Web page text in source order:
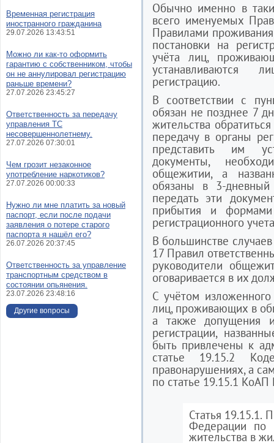
Обычно именно в
всего именуемых
Правилами
постановки на
учёта лиц,
устанавливаются
регистрацию.
В соответствии с
обязан не позднее 7
жительства
передачу в органы
представить им
документы,
общежитии, а
обязаны в 3-
передать эти
прибытия и формами
регистрационного
В большинстве
17 Правил
руководители
оговаривается в их
С учётом
лиц, проживающих в
а также допущения
регистрации,
быть привлечены к
статье 19.15.2
правонарушениях, а
по статье 19.15.1
Статья 19.15.1.
Федерации по
жительства в
Временная регистрация
иностранного гражданина
29.07.2026 13:43:51
Можно ли как-то оформить
гарантию с собственником, чтобы
он не аннулировал регистрацию
раньше времени?
27.07.2026 23:45:27
Ответственность за передачу
управления ТС
несовершеннолетнему.
27.07.2026 07:30:01
Чем грозит незаконное
употребление наркотиков?
27.07.2026 00:00:33
Нужно ли мне платить за новый
паспорт, если после подачи
заявления о потере старого
паспорта я нашёл его?
26.07.2026 20:37:45
Ответственность за управление
транспортным средством в
состоянии опьянения.
23.07.2026 23:48:16
Другие вопросы